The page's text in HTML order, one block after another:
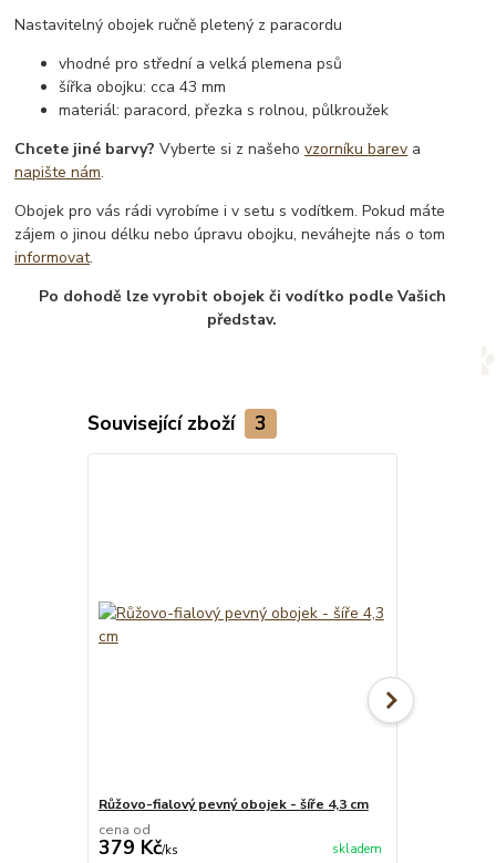
Nastavitelný obojek ručně pletený z paracordu
vhodné pro střední a velká plemena psů
šířka obojku: cca 43 mm
materiál: paracord, přezka s rolnou, půlkroužek
Chcete jiné barvy? Vyberte si z našehovzorníku barev a
napište nám.
Obojek pro vás rádi vyrobíme i v setu s vodítkem. Pokud máte
zájem o jinou délku nebo úpravu obojku, neváhejte nás o tom
informovat.
Po dohodě lze vyrobit obojek či vodítko podle Vašich
představ.
Související zboží 3
Růžovo-fialový pevný obojek - šíře 4,3 cm
cena od
379 Kč/ks skladem